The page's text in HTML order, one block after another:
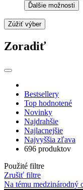
Ďalšie možnosti
Zúžiť výber
Zoradiť
Bestsellery
Top hodnotené
Novinky
Najdrahšie
Najlacnejšie
Najvyššia zľava
696 produktov
Použité filtre
Zrušiť filtre
Na tému medzinárodný